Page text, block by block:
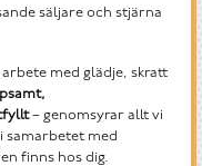
säljare och stjärna
med glädje, skratt
– genomsyrar allt vi
samarbetet med
finns hos dig.